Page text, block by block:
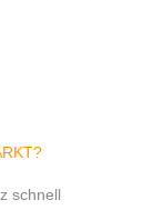
schnell